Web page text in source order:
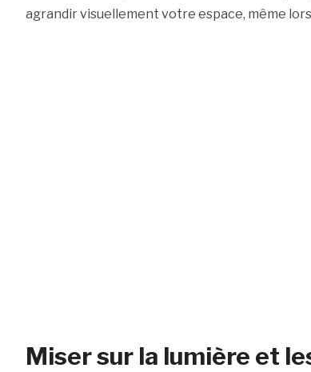
agrandir visuellement votre espace, même
Miser sur la lumière et